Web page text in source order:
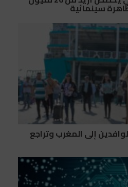
عدد الوافدين إلى المغرب وتراجع